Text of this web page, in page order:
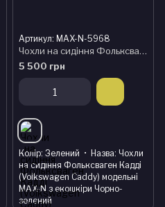
Артикул: MAX-N-5968
Чохли на сидіння Фольксваген Кадді (Volkswagen Caddy) модельні MAX-N з екошкіри Чорно-зелений
5 500 грн
Колір Зелений Назва Чохли
на сидіння Фольксваген Кадді
(Volkswagen Caddy) модельні
MAX-N з екошкіри Чорно-
зелений